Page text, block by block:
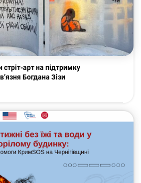
запитом:
стріт-арт на підтримку
Богдана Зізи